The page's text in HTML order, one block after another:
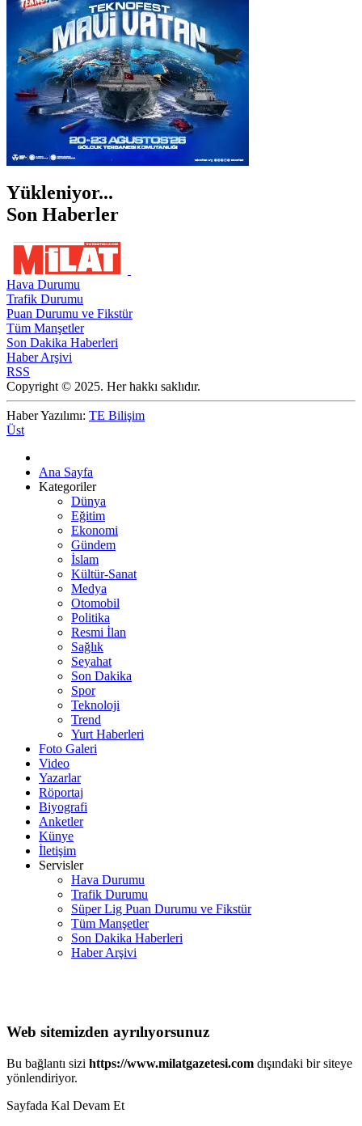
ŞIRNAK
Yükleniyor...
Son Haberler
Hava Durumu
Trafik Durumu
Puan Durumu ve Fikstür
Tüm Manşetler
Son Dakika Haberleri
Haber Arşivi
RSS
Copyright © 2025. Her hakkı saklıdır.
Haber Yazılımı: TE Bilişim
Üst
Ana Sayfa
Kategoriler
Dünya
Eğitim
Ekonomi
Gündem
İslam
Kültür-Sanat
Medya
Otomobil
Politika
Resmi İlan
Sağlık
Seyahat
Son Dakika
Spor
Teknoloji
Trend
Yurt Haberleri
Foto Galeri
Video
Yazarlar
Röportaj
Biyografi
Anketler
Künye
İletişim
Servisler
Hava Durumu
Trafik Durumu
Süper Lig Puan Durumu ve Fikstür
Tüm Manşetler
Son Dakika Haberleri
Haber Arşivi
Web sitemizden ayrılıyorsunuz
Bu bağlantı sizi https://www.milatgazetesi.com dışındaki bir siteye
yönlendiriyor.
Sayfada Kal Devam Et